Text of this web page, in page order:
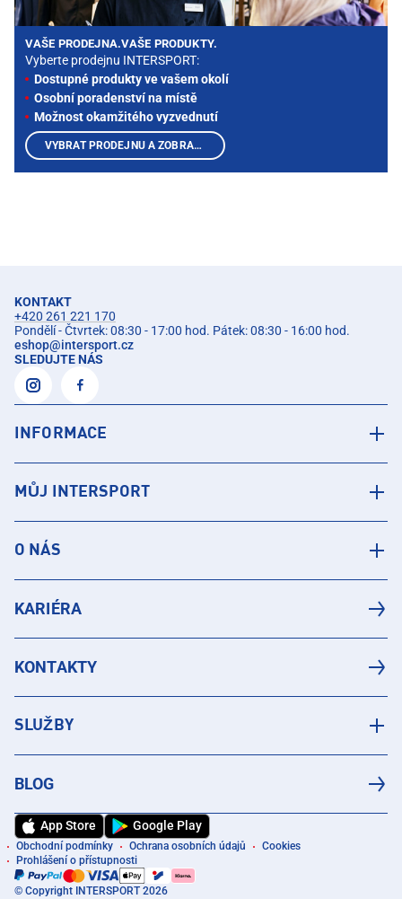
VAŠE PRODEJNA.VAŠE PRODUKTY.
Vyberte prodejnu INTERSPORT:
Dostupné produkty ve vašem okolí
Osobní poradenství na místě
Možnost okamžitého vyzvednutí
VYBRAT PRODEJNU A ZOBRAZIT PRODUKTY
KONTAKT
+420 261 221 170
Pondělí - Čtvrtek: 08:30 - 17:00 hod. Pátek: 08:30 - 16:00 hod.
eshop@intersport.cz
SLEDUJTE NÁS
INFORMACE
MŮJ INTERSPORT
O NÁS
KARIÉRA
KONTAKTY
SLUŽBY
BLOG
App Store Google Play
Obchodní podmínky Ochrana osobních údajů
Cookies
Prohlášení o přístupnosti
© Copyright INTERSPORT 2026